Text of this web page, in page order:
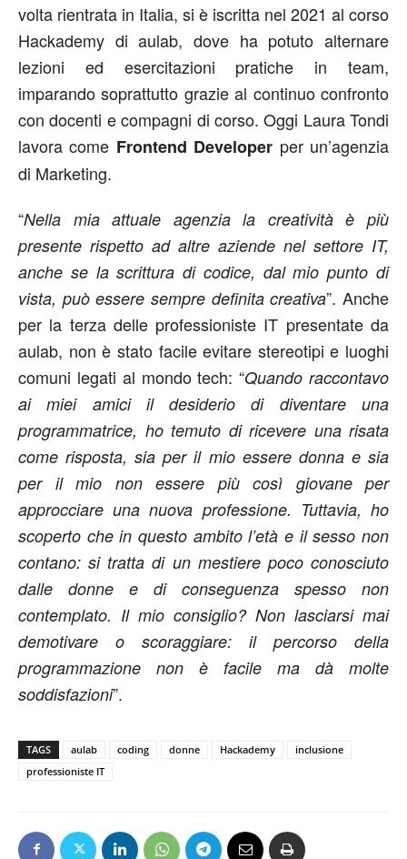
volta rientrata in Italia, si è iscritta nel 2021 al corso
Hackademy di aulab, dove ha potuto alternare
lezioni ed esercitazioni pratiche in team,
imparando soprattutto grazie al continuo confronto
con docenti e compagni di corso. Oggi Laura Tondi
lavora come Frontend Developer per un’agenzia
di Marketing.
“Nella mia attuale agenzia la creatività è più
presente rispetto ad altre aziende nel settore IT,
anche se la scrittura di codice, dal mio punto di
vista, può essere sempre definita creativa”. Anche
per la terza delle professioniste IT presentate da
aulab, non è stato facile evitare stereotipi e luoghi
comuni legati al mondo tech: “Quando raccontavo
ai miei amici il desiderio di diventare una
programmatrice, ho temuto di ricevere una risata
come risposta, sia per il mio essere donna e sia
per il mio non essere più così giovane per
approcciare una nuova professione. Tuttavia, ho
scoperto che in questo ambito l’età e il sesso non
contano: si tratta di un mestiere poco conosciuto
dalle donne e di conseguenza spesso non
contemplato. Il mio consiglio? Non lasciarsi mai
demotivare o scoraggiare: il percorso della
programmazione non è facile ma dà molte
soddisfazioni”.
TAGS aulab coding donne Hackademy
inclusione
professioniste IT